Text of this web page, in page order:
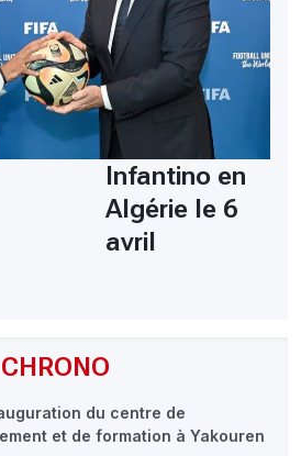
CHRONO
du centre de
et de formation à Yakouren
Infantino en
Algérie le 6
avril